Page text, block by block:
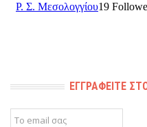
ΕΓΓΡΑΦΕΊΤΕ